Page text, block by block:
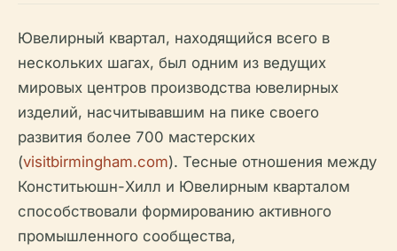
Ювелирный квартал, находящийся всего в
нескольких шагах, был одним из ведущих
мировых центров производства ювелирных
изделий, насчитывавшим на пике своего
развития более 700 мастерских
(visitbirmingham.com). Тесные отношения между
Конститьюшн-Хилл и Ювелирным кварталом
способствовали формированию активного
промышленного сообщества,